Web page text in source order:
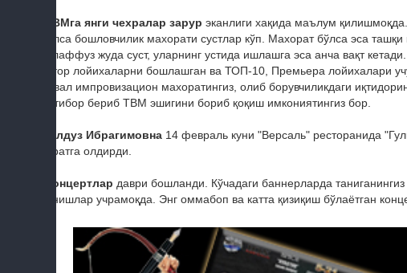
-ТВМга янги чехралар зарур эканлиги хақида маълум
бўлса бошловчилик махорати сустлар кўп. Махорат бўлса эса
талаффуз жуда суст, уларнинг устида ишлашга эса анча вақт
қатор лойихаларни бошлашган ва ТОП-10, Премьера лойихалари
Аввал импровизацион махоратингиз, олиб борувчиликдаги
эътибор бериб ТВМ эшигини бориб қоқиш имкониятингиз бор.
-Юлдуз Ибрагимовна 14 февраль куни "Версаль" ресторанида
суратга олдирди.
-Концертлар даври бошланди. Кўчадаги баннерларда
танишлар учрамоқда. Энг оммабоп ва катта қизиқиш бўлаётган